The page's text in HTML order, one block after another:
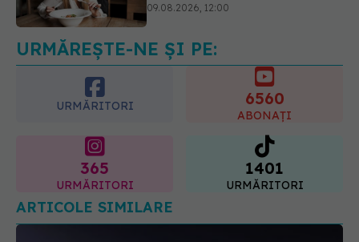
atacată în Cluj: Fake news-ul nu
09.08.2026, 14:05
URMĂREȘTE-NE ȘI PE:
URMĂRITORI 6560
ABONAȚI
365
URMĂRITORI
1401
URMĂRITORI
ARTICOLE SIMILARE